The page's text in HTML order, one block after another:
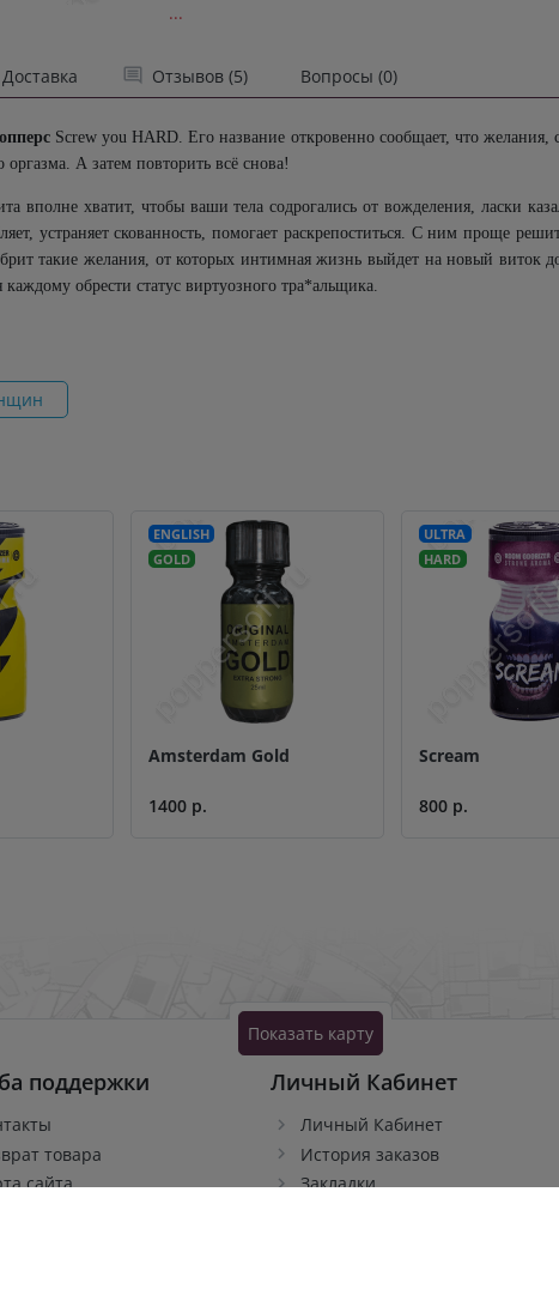
...
Доставка Отзывов (5) Вопросы (0)
Screw you HARD . Его название откровенно сообщает, что
оргазма. А затем повторить всё снова!
вполне хватит, чтобы ваши тела содрогались от вожделения, ласки
устраняет скованность, помогает раскрепоститься. С ним проще
такие желания, от которых интимная жизнь выйдет на новый виток
обрести статус виртуозного тра*альщика.
ENGLISH
GOLD
Amsterdam Gold
1400 р.
ULTRA
HARD
Scream
800 р.
Показать карту
поддержки
товара
сайта
Личный Кабинет
Личный Кабинет
История заказов
Закладки